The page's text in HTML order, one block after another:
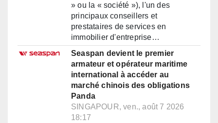
» ou la « société »), l'un des
principaux conseillers et
prestataires de services en
immobilier d'entreprise…
Seaspan devient le premier
armateur et opérateur maritime
international à accéder au
marché chinois des obligations
Panda
SINGAPOUR, ven., août 7 2026
18:17